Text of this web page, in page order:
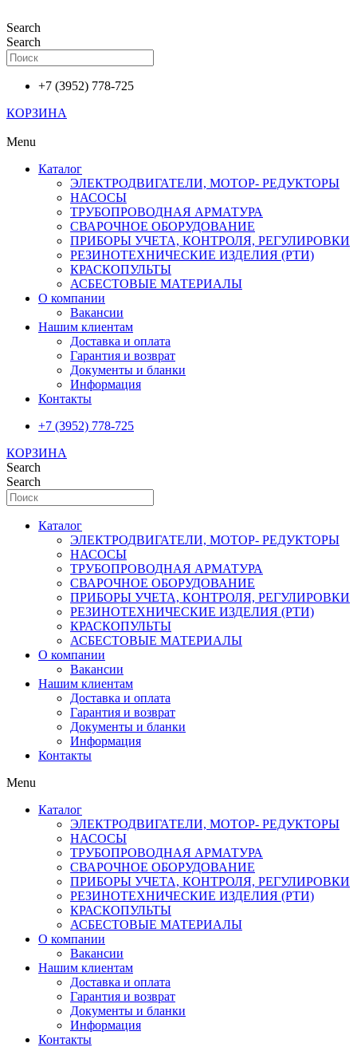
к
содержимому
Search
Search
+7 (3952) 778-725
КОРЗИНА
Menu
Каталог
ЭЛЕКТРОДВИГАТЕЛИ, МОТОР- РЕДУКТОРЫ
НАСОСЫ
ТРУБОПРОВОДНАЯ АРМАТУРА
СВАРОЧНОЕ ОБОРУДОВАНИЕ
ПРИБОРЫ УЧЕТА, КОНТРОЛЯ, РЕГУЛИРОВКИ
РЕЗИНОТЕХНИЧЕСКИЕ ИЗДЕЛИЯ (РТИ)
КРАСКОПУЛЬТЫ
АСБЕСТОВЫЕ МАТЕРИАЛЫ
О компании
Вакансии
Нашим клиентам
Доставка и оплата
Гарантия и возврат
Документы и бланки
Информация
Контакты
+7 (3952) 778-725
КОРЗИНА
Search
Search
Каталог
ЭЛЕКТРОДВИГАТЕЛИ, МОТОР- РЕДУКТОРЫ
НАСОСЫ
ТРУБОПРОВОДНАЯ АРМАТУРА
СВАРОЧНОЕ ОБОРУДОВАНИЕ
ПРИБОРЫ УЧЕТА, КОНТРОЛЯ, РЕГУЛИРОВКИ
РЕЗИНОТЕХНИЧЕСКИЕ ИЗДЕЛИЯ (РТИ)
КРАСКОПУЛЬТЫ
АСБЕСТОВЫЕ МАТЕРИАЛЫ
О компании
Вакансии
Нашим клиентам
Доставка и оплата
Гарантия и возврат
Документы и бланки
Информация
Контакты
Menu
Каталог
ЭЛЕКТРОДВИГАТЕЛИ, МОТОР- РЕДУКТОРЫ
НАСОСЫ
ТРУБОПРОВОДНАЯ АРМАТУРА
СВАРОЧНОЕ ОБОРУДОВАНИЕ
ПРИБОРЫ УЧЕТА, КОНТРОЛЯ, РЕГУЛИРОВКИ
РЕЗИНОТЕХНИЧЕСКИЕ ИЗДЕЛИЯ (РТИ)
КРАСКОПУЛЬТЫ
АСБЕСТОВЫЕ МАТЕРИАЛЫ
О компании
Вакансии
Нашим клиентам
Доставка и оплата
Гарантия и возврат
Документы и бланки
Информация
Контакты